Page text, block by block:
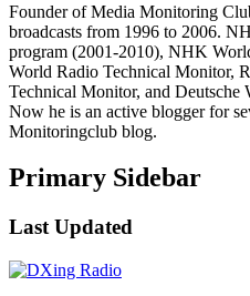
Founder of Media Monitoring
broadcasts from 1996 to 2006.
program (2001-2010), NHK
World Radio Technical Monitor,
Technical Monitor, and Deutsche
Now he is an active blogger for
Monitoringclub blog.
Primary Sidebar
Last Updated